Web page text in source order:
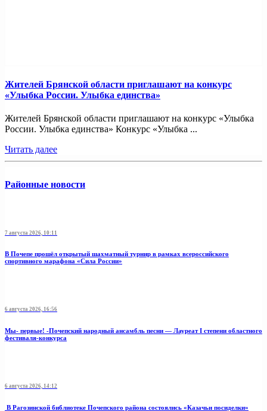
Жителей Брянской области приглашают на конкурс
«Улыбка России. Улыбка единства»
Жителей Брянской области приглашают на конкурс «Улыбка
России. Улыбка единства» Конкурс «Улыбка ...
Читать далее
Районные новости
7 августа 2026, 10:11
В Почепе прошёл открытый шахматный турнир в рамках всероссийского
спортивного марафона «Сила России»
6 августа 2026, 16:56
Мы- первые! -Почепский народный ансамбль песни — Лауреат I степени областного
фестиваля-конкурса
6 августа 2026, 14:12
В Рагозинской библиотеке Почепского района состоялись «Казачьи посиделки»